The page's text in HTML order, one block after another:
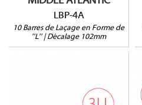
LBP-4A
10 Barres de Laçage en Forme de
''L'' | Décalage 102mm